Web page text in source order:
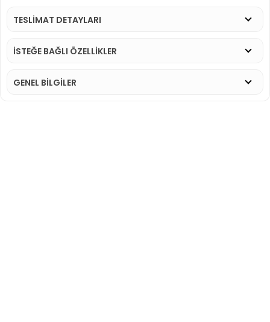
TESLİMAT DETAYLARI
İSTEĞE BAĞLI ÖZELLİKLER
GENEL BİLGİLER